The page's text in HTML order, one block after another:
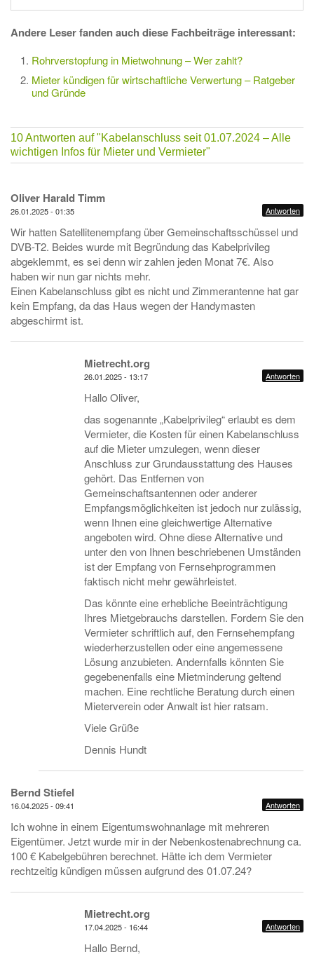
Andere Leser fanden auch diese Fachbeiträge interessant:
Rohrverstopfung in Mietwohnung – Wer zahlt?
‌Mieter kündigen für wirtschaftliche Verwertung – Ratgeber
und Gründe
10 Antworten auf"Kabelanschluss seit 01.07.2024 – Alle
wichtigen Infos für Mieter und Vermieter"
Oliver Harald Timm
26.01.2025 - 01:35 Antworten
Wir hatten Satellitenempfang über Gemeinschaftsschüssel und
DVB-T2. Beides wurde mit Begründung das Kabelprivileg
abgeklemmt, es sei denn wir zahlen jeden Monat 7€. Also
haben wir nun gar nichts mehr.
Einen Kabelanschluss gibt es nicht und Zimmerantenne hat gar
kein Empfang, da das Haus wegen der Handymasten
abgeschirmt ist.
Mietrecht.org
26.01.2025 - 13:17 Antworten
Hallo Oliver,
das sogenannte „Kabelprivileg“ erlaubt es dem
Vermieter, die Kosten für einen Kabelanschluss
auf die Mieter umzulegen, wenn dieser
Anschluss zur Grundausstattung des Hauses
gehört. Das Entfernen von
Gemeinschaftsantennen oder anderer
Empfangsmöglichkeiten ist jedoch nur zulässig,
wenn Ihnen eine gleichwertige Alternative
angeboten wird. Ohne diese Alternative und
unter den von Ihnen beschriebenen Umständen
ist der Empfang von Fernsehprogrammen
faktisch nicht mehr gewährleistet.
Das könnte eine erhebliche Beeinträchtigung
Ihres Mietgebrauchs darstellen. Fordern Sie den
Vermieter schriftlich auf, den Fernsehempfang
wiederherzustellen oder eine angemessene
Lösung anzubieten. Andernfalls könnten Sie
gegebenenfalls eine Mietminderung geltend
machen. Eine rechtliche Beratung durch einen
Mieterverein oder Anwalt ist hier ratsam.
Viele Grüße
Dennis Hundt
Bernd Stiefel
16.04.2025 - 09:41 Antworten
Ich wohne in einem Eigentumswohnanlage mit mehreren
Eigentümer. Jetzt wurde mir in der Nebenkostenabrechnung ca.
100 € Kabelgebühren berechnet. Hätte ich dem Vermieter
rechtzeitig kündigen müssen aufgrund des 01.07.24?
Mietrecht.org
17.04.2025 - 16:44 Antworten
Hallo Bernd,